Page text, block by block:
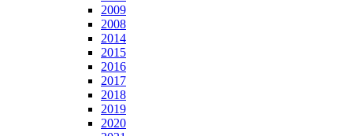
2009
2008
2014
2015
2016
2017
2018
2019
2020